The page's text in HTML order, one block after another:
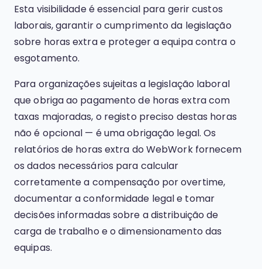
Esta visibilidade é essencial para gerir custos
laborais, garantir o cumprimento da legislação
sobre horas extra e proteger a equipa contra o
esgotamento.
Para organizações sujeitas a legislação laboral
que obriga ao pagamento de horas extra com
taxas majoradas, o registo preciso destas horas
não é opcional — é uma obrigação legal. Os
relatórios de horas extra do WebWork fornecem
os dados necessários para calcular
corretamente a compensação por overtime,
documentar a conformidade legal e tomar
decisões informadas sobre a distribuição de
carga de trabalho e o dimensionamento das
equipas.